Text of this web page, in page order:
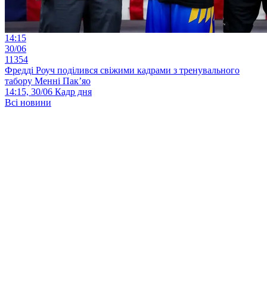
14:15
30/06
11354
Фредді Роуч поділився свіжими кадрами з тренувального
табору Менні Пак’яо
14:15, 30/06 Кадр дня
Всі новини